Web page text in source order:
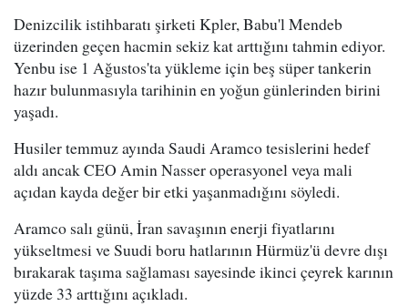
Denizcilik istihbaratı şirketi Kpler, Babu'l Mendeb
üzerinden geçen hacmin sekiz kat arttığını tahmin ediyor.
Yenbu ise 1 Ağustos'ta yükleme için beş süper tankerin
hazır bulunmasıyla tarihinin en yoğun günlerinden birini
yaşadı.
Husiler temmuz ayında Saudi Aramco tesislerini hedef
aldı ancak CEO Amin Nasser operasyonel veya mali
açıdan kayda değer bir etki yaşanmadığını söyledi.
Aramco salı günü, İran savaşının enerji fiyatlarını
yükseltmesi ve Suudi boru hatlarının Hürmüz'ü devre dışı
bırakarak taşıma sağlaması sayesinde ikinci çeyrek karının
yüzde 33 arttığını açıkladı.